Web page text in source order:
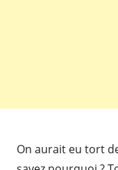
On aurait eu tort